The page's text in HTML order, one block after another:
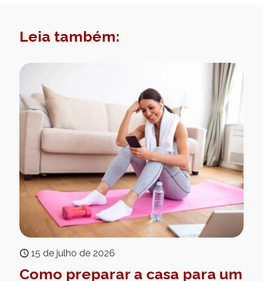
Leia também:
15 de julho de 2026
Como preparar a casa para um